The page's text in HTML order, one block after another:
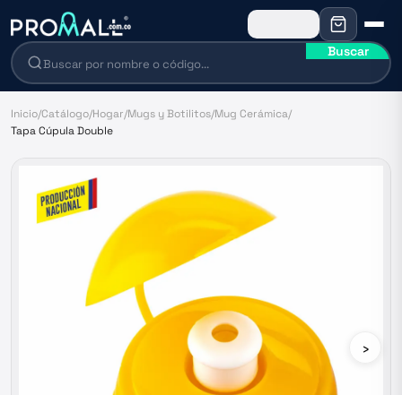
Buscar
Inicio/Catálogo/Hogar/Mugs y Botilitos/Mug Cerámica/
Tapa Cúpula Double
›